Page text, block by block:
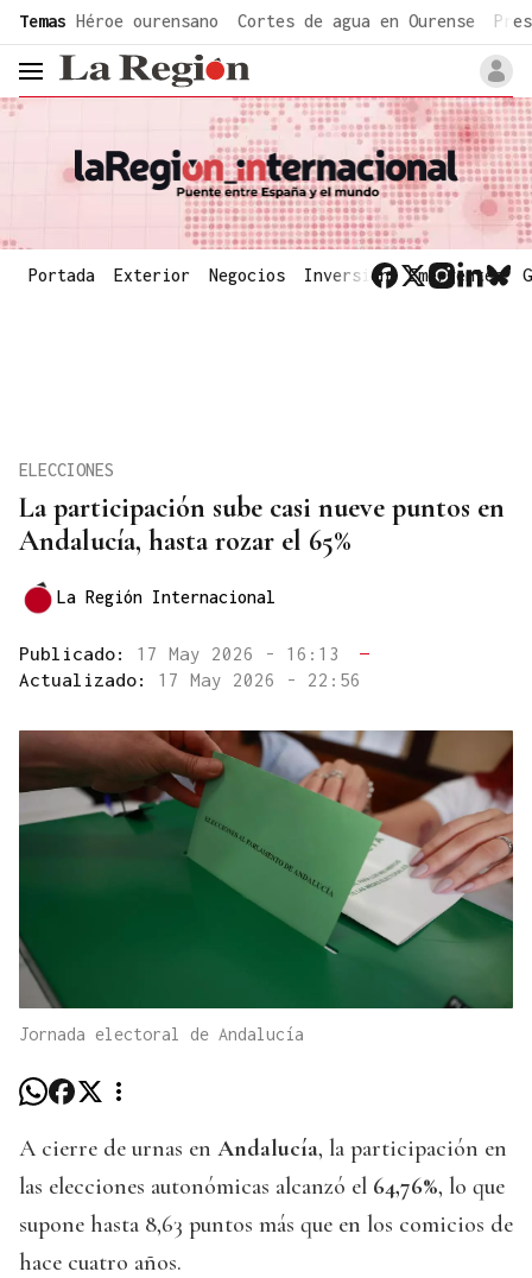
common.go-to-content
Temas Héroe ourensano Cortes de agua en Ourense
header.menu.open
Portada Exterior Negocios Inversión Emergentes
La participación sube casi nueve puntos en
Andalucía, hasta rozar el 65%
ELECCIONES
La Región Internacional
Publicado: 17 May 2026 - 16:13
—
Actualizado: 17 May 2026 - 22:56
Jornada electoral de Andalucía
A cierre de urnas en Andalucía, la participación en
las elecciones autonómicas alcanzó el 64,76%, lo que
supone hasta 8,63 puntos más que en los comicios de
hace cuatro años.